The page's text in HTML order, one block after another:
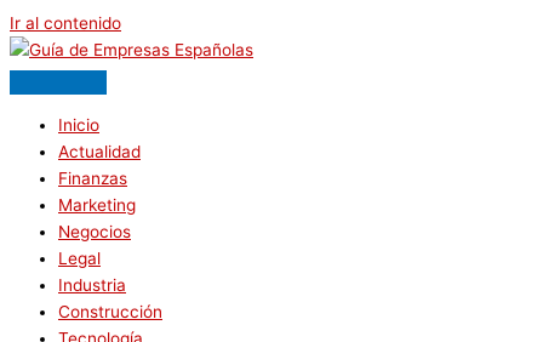
Ir al contenido
Inicio
Actualidad
Finanzas
Marketing
Negocios
Legal
Industria
Construcción
Tecnología